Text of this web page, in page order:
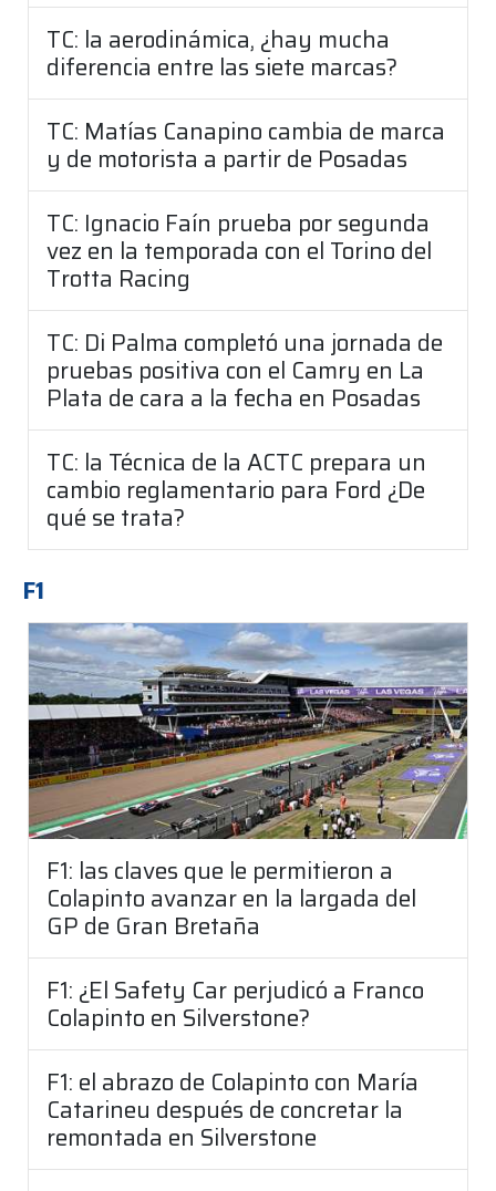
TC: la aerodinámica, ¿hay mucha
diferencia entre las siete marcas?
TC: Matías Canapino cambia de marca
y de motorista a partir de Posadas
TC: Ignacio Faín prueba por segunda
vez en la temporada con el Torino del
Trotta Racing
TC: Di Palma completó una jornada de
pruebas positiva con el Camry en La
Plata de cara a la fecha en Posadas
TC: la Técnica de la ACTC prepara un
cambio reglamentario para Ford ¿De
qué se trata?
F1
F1: las claves que le permitieron a
Colapinto avanzar en la largada del
GP de Gran Bretaña
F1: ¿El Safety Car perjudicó a Franco
Colapinto en Silverstone?
F1: el abrazo de Colapinto con María
Catarineu después de concretar la
remontada en Silverstone